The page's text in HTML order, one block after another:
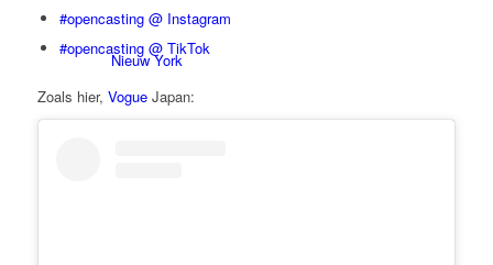
Nieuw York
#opencasting @ Instagram
#opencasting @ TikTok
Zoals hier, VogueJapan: